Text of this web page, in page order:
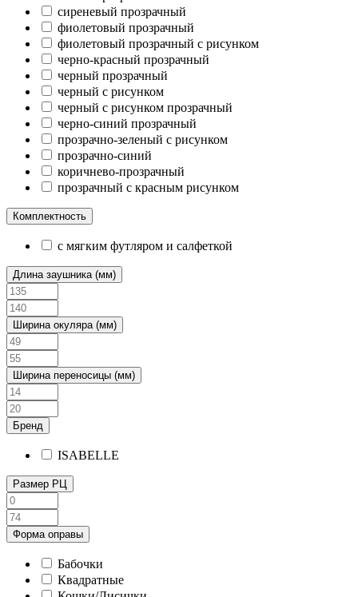
сиреневый прозрачный
фиолетовый прозрачный
фиолетовый прозрачный с рисунком
черно-красный прозрачный
черный прозрачный
черный с рисунком
черный с рисунком прозрачный
черно-синий прозрачный
прозрачно-зеленый с рисунком
прозрачно-синий
коричнево-прозрачный
прозрачный с красным рисунком
Комплектность
с мягким футляром и салфеткой
Длина заушника (мм)
Ширина окуляра (мм)
Ширина переносицы (мм)
Бренд
ISABELLE
Размер РЦ
Форма оправы
Бабочки
Квадратные